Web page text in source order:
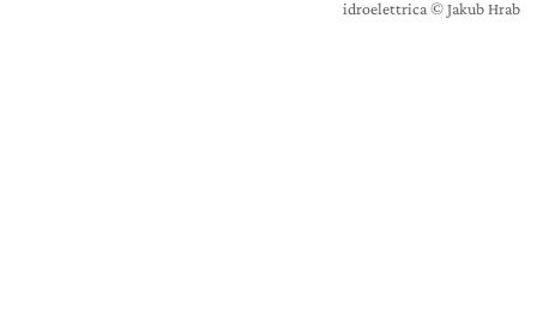
idroelettrica © Jakub Hrab